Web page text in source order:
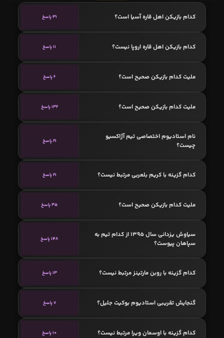
کدام بازیکن اهل قاره آسیا است؟ 31 پاسخ
کدام بازیکن اهل قاره اروپا نیست؟ 11 پاسخ
ملیت کدام بازیکن صحیح است؟ 6 پاسخ
ملیت کدام بازیکن صحیح است؟ 132 پاسخ
نام استادیوم اختصاصی تیم آژاکسیو
چیست؟
21 پاسخ
کدام گزینه با کریم بلعربی مرتبط نیست؟ 21 پاسخ
ملیت کدام بازیکن صحیح است؟ 35 پاسخ
سیاوش یزدانی سال 1395 از کدام تیم به
سپاهان پیوست؟
148 پاسخ
کدام گزینه با روبن مارتینز مرتبط نیست؟ 13 پاسخ
گنجایش تقریبی استادیوم بوکیت جلیل؟ 7 پاسخ
کدام گزینه با اوسمان ویرا مرتبط نیست؟ 10 پاسخ